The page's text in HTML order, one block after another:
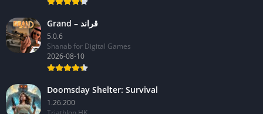
Grand – قراند
5.0.6
Shanab for Digital Games
2026-08-10
Doomsday Shelter: Survival
1.26.200